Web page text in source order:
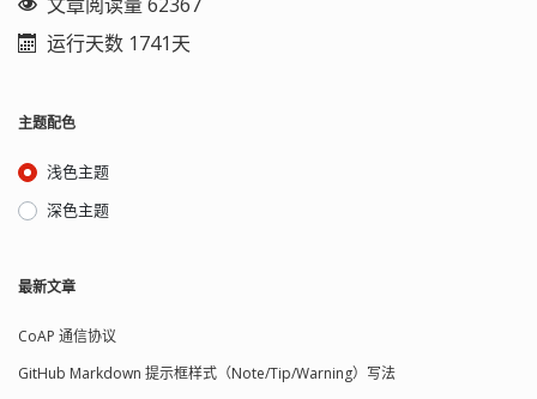
文章阅读量 62367
运行天数 1741天
主题配色
浅色主题
深色主题
最新文章
CoAP 通信协议
GitHub Markdown 提示框样式（Note/Tip/Warning）写法